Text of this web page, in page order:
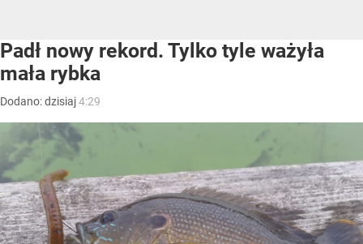
Padł nowy rekord. Tylko tyle ważyła
mała rybka
Dodano:dzisiaj4:29